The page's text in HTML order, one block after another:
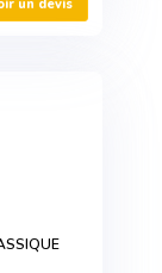
un devis